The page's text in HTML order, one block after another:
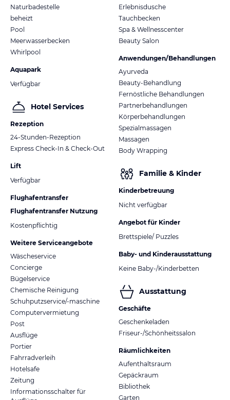
Naturbadestelle
beheizt
Pool
Meerwasserbecken
Whirlpool
Aquapark
Verfügbar
Hotel Services
Rezeption
24-Stunden-Rezeption
Express Check-In & Check-Out
Lift
Verfügbar
Flughafentransfer
Flughafentransfer Nutzung
Kostenpflichtig
Weitere Serviceangebote
Wäscheservice
Concierge
Bügelservice
Chemische Reinigung
Schuhputzservice/-maschine
Computervermietung
Post
Ausflüge
Portier
Fahrradverleih
Hotelsafe
Zeitung
Informationsschalter für
Erlebnisdusche
Tauchbecken
Spa & Wellnesscenter
Beauty Salon
Anwendungen/Behandlungen
Ayurveda
Beauty-Behandlung
Fernöstliche Behandlungen
Partnerbehandlungen
Körperbehandlungen
Spezialmassagen
Massagen
Body Wrapping
Familie & Kinder
Kinderbetreuung
Nicht verfügbar
Angebot für Kinder
Brettspiele/ Puzzles
Baby- und Kinderausstattung
Keine Baby-/Kinderbetten
Ausstattung
Geschäfte
Geschenkeladen
Friseur-/Schönheitssalon
Räumlichkeiten
Aufenthaltsraum
Gepäckraum
Bibliothek
Garten